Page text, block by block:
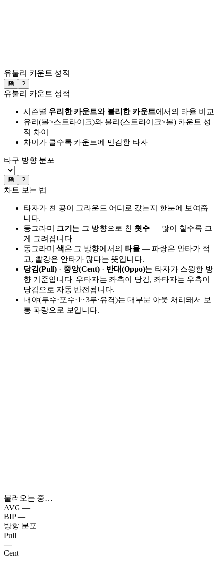
유불리 카운트 성적
💾 ?
유불리 카운트 성적
시즌별 유리한 카운트와 불리한 카운트에서의 타율 비교
유리(볼>스트라이크)와 불리(스트라이크>볼) 카운트 성
적 차이
차이가 클수록 카운트에 민감한 타자
타구 방향 분포
💾 ?
차트 보는 법
타자가 친 공이 그라운드 어디로 갔는지 한눈에 보여줍
니다.
동그라미 크기 는 그 방향으로 친 횟수 — 많이 칠수록 크
게 그려집니다.
동그라미 색은 그 방향에서의 타율 — 파랑은 안타가 적
고, 빨강은 안타가 많다는 뜻입니다.
당김(Pull) · 중앙(Cent) · 반대(Oppo)는 타자가 스윙한 방
향 기준입니다. 우타자는 좌측이 당김, 좌타자는 우측이
당김으로 자동 반전됩니다.
내야(투수·포수·1~3루·유격)는 대부분 아웃 처리돼서 보
통 파랑으로 보입니다.
불러오는 중…
AVG —
BIP —
방향 분포
Pull
—
Cent